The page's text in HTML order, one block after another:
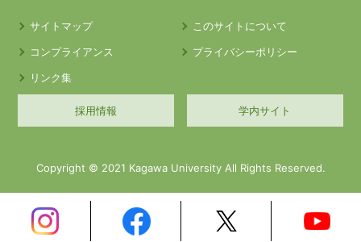
サイトマップ
このサイトについて
コンプライアンス
プライバシーポリシー
リンク集
採用情報 学内サイト
Copyright © 2021 Kagawa University All Rights Reserved.